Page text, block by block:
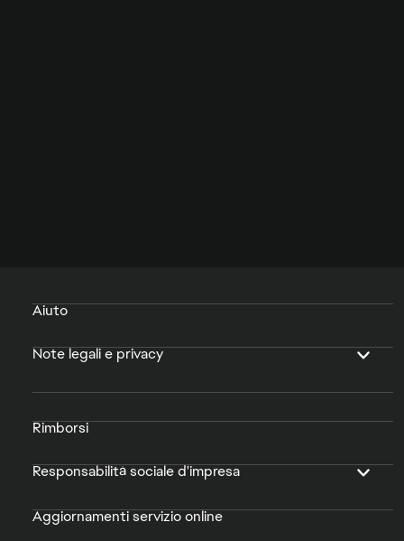
Aiuto
Note legali e privacy
Rimborsi
Responsabilità sociale d'impresa
Aggiornamenti servizio online